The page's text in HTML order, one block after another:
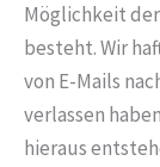
Möglichkeit
besteht. Wir
von E-Mails
verlassen
hieraus